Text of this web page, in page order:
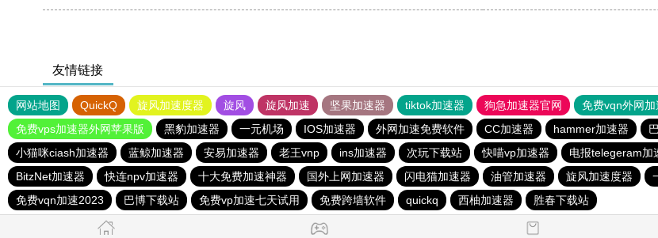
友情链接
网站地图 QuickQ 旋风加速度器 旋风 旋风加速 坚果加速器 tiktok加速器 狗急加速器官网 免费vqn外网加
免费vps加速器外网苹果版
黑豹加速器 一元机场 IOS加速器 外网加速免费软件 CC加速器 hammer加速器
小猫咪ciash加速器
蓝鲸加速器 安易加速器 老王vnp ins加速器 次玩下载站 快喵vp加速器 电报telegeram加
BitzNet加速器
快连npv加速器 十大免费加速神器 国外上网加速器 闪电猫加速器 油管加速器 旋风加速度器
免费vqn加速2023
巴博下载站 免费vp加速七天试用 免费跨墙软件 quickq 西柚加速器 胜春下载站